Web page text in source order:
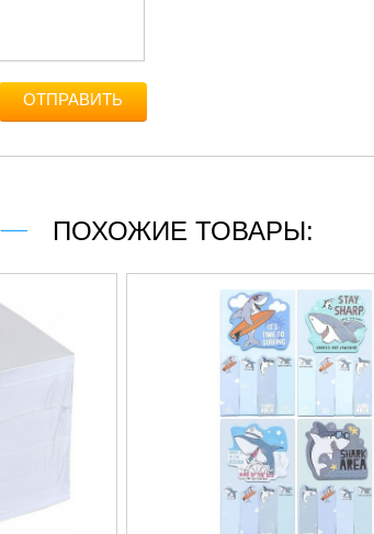
ОТПРАВИТЬ
ПОХОЖИЕ ТОВАРЫ: